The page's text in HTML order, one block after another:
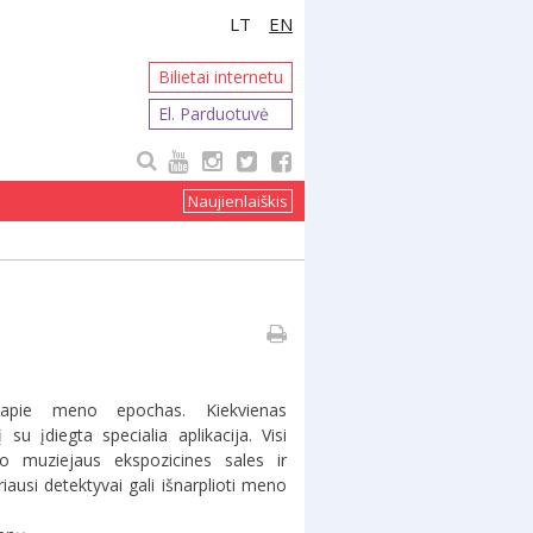
LT EN
Bilietai internetu
El. Parduotuvė
Naujienlaiškis
meno epochas. Kiekvienas
įdiegta specialia aplikacija. Visi
muziejaus ekspozicines sales ir
detektyvai gali išnarplioti meno